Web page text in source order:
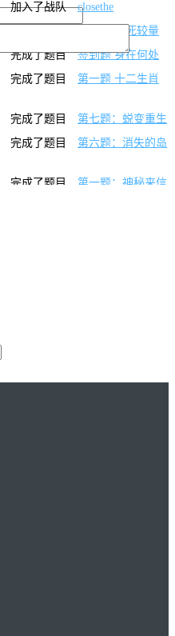
加入了战队
closethe
签到题 生死较量
完成了题目
签到题 身在何处
完成了题目
第一题 十二生肖
完成了题目
第七题：蜕变重生
完成了题目
第六题：消失的岛
完成了题目 第一题：神秘来信